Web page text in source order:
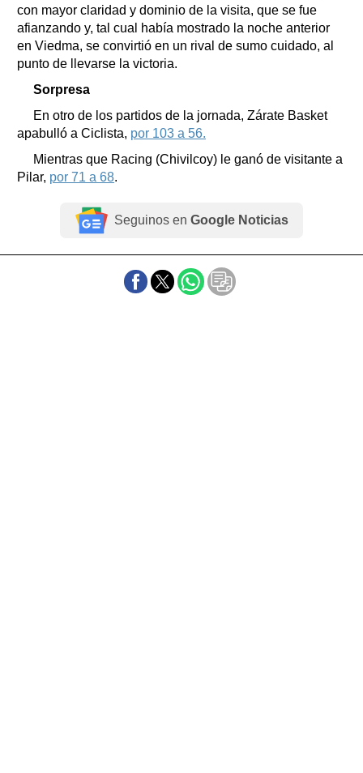
con mayor claridad y dominio de la visita, que se fue
afianzando y, tal cual había mostrado la noche anterior
en Viedma, se convirtió en un rival de sumo cuidado, al
punto de llevarse la victoria.
Sorpresa
En otro de los partidos de la jornada, Zárate Basket
apabulló a Ciclista, por 103 a 56.
Mientras que Racing (Chivilcoy) le ganó de visitante a
Pilar, por 71 a 68.
Seguinos en Google Noticias